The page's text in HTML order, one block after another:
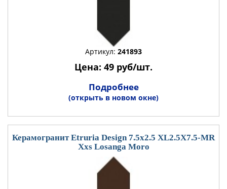
Артикул: 241893
Цена: 49 руб/шт.
Подробнее
(открыть в новом окне)
Керамогранит Etruria Design 7.5x2.5 XL2.5X7.5-MR
Xxs Losanga Moro